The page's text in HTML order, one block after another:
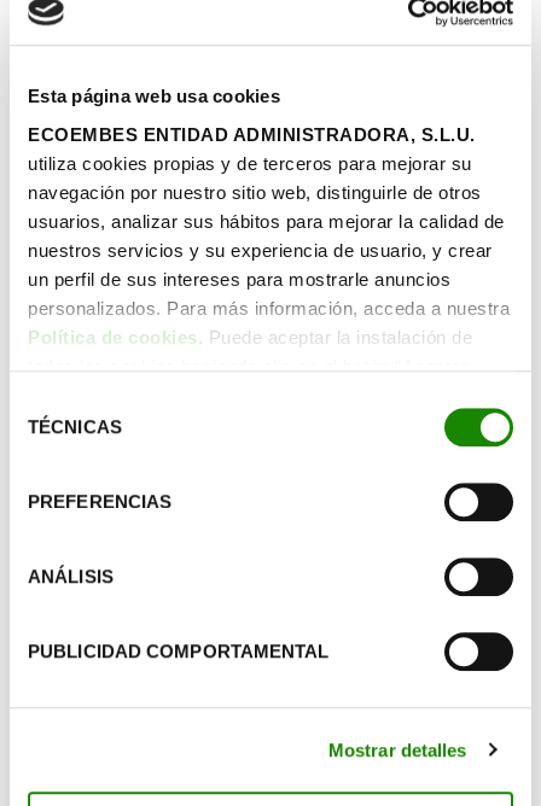
Esta página web usa cookies
ECOEMBES ENTIDAD ADMINISTRADORA, S.L.U.
utiliza cookies propias y de terceros para mejorar su
navegación por nuestro sitio web, distinguirle de otros
usuarios, analizar sus hábitos para mejorar la calidad de
nuestros servicios y su experiencia de usuario, y crear
un perfil de sus intereses para mostrarle anuncios
personalizados. Para más información, acceda a nuestra
Política de cookies. Puede aceptar la instalación de
botón “Configurar cookies”, o rechazar su instalación,
TÉCNICAS
PREFERENCIAS
ANÁLISIS
PUBLICIDAD COMPORTAMENTAL
Mostrar detalles
en una charca y les ha ayudado a comprender la
importancia del equilibrio natural y cómo las
La creatividad ha sido otro eje del aprendizaje. A
partir de la propuesta de
actividades de la VI
centrada este año en la economía circular, han
construido instrumentos musicales con materiales
a los residuos también puede ser una experiencia